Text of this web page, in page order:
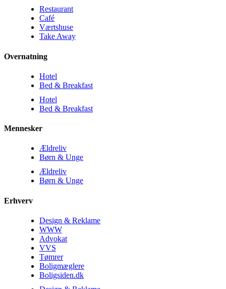
Restaurant
Café
Værtshuse
Take Away
Overnatning
Hotel
Bed & Breakfast
Hotel
Bed & Breakfast
Mennesker
Ældreliv
Børn & Unge
Ældreliv
Børn & Unge
Erhverv
Design & Reklame
WWW
Advokat
VVS
Tømrer
Boligmæglere
Boligsiden.dk